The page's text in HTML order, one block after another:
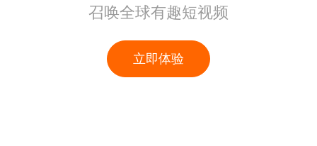
召唤全球有趣短视频
立即体验